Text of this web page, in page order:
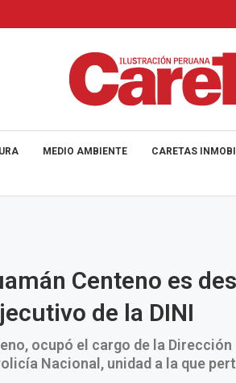
MEDIO AMBIENTE CARETAS
Centeno es
de la DINI
ocupó el cargo de la
Nacional, unidad a la que